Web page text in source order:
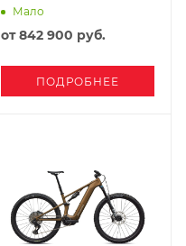
Black/Dove Grey/Black
Мало
от842 900 руб.
ПОДРОБНЕЕ